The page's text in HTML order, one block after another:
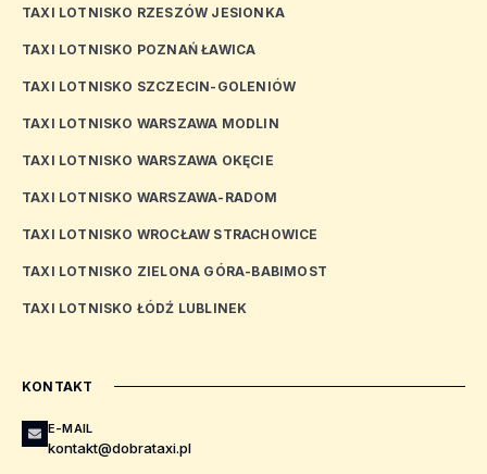
TAXI LOTNISKO RZESZÓW JESIONKA
TAXI LOTNISKO POZNAŃ ŁAWICA
TAXI LOTNISKO SZCZECIN-GOLENIÓW
TAXI LOTNISKO WARSZAWA MODLIN
TAXI LOTNISKO WARSZAWA OKĘCIE
TAXI LOTNISKO WARSZAWA-RADOM
TAXI LOTNISKO WROCŁAW STRACHOWICE
TAXI LOTNISKO ZIELONA GÓRA-BABIMOST
TAXI LOTNISKO ŁÓDŹ LUBLINEK
KONTAKT
E-MAIL
kontakt@dobrataxi.pl